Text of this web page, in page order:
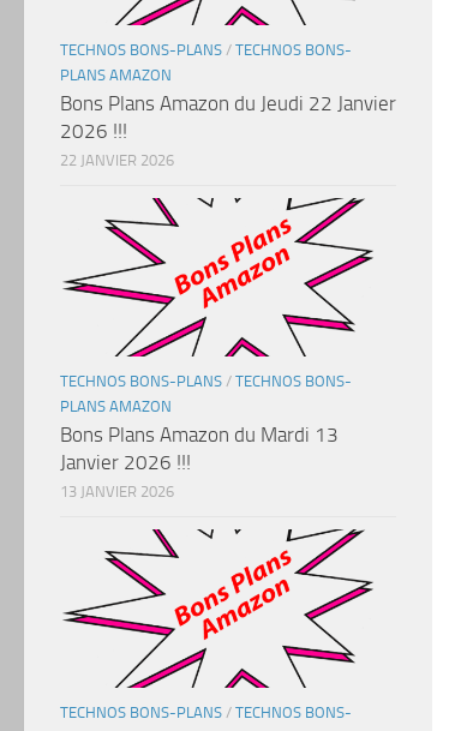
TECHNOS BONS-PLANS / TECHNOS BONS-
PLANS AMAZON
Bons Plans Amazon du Jeudi 22 Janvier
2026 !!!
22 JANVIER 2026
TECHNOS BONS-PLANS / TECHNOS BONS-
PLANS AMAZON
Bons Plans Amazon du Mardi 13
Janvier 2026 !!!
13 JANVIER 2026
TECHNOS BONS-PLANS / TECHNOS BONS-